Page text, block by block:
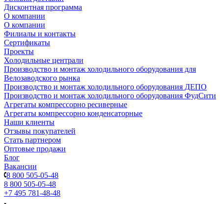
Дисконтная программа
О компании
О компании
Филиалы и контакты
Сертификаты
Проекты
Холодильные централи
Производство и монтаж холодильного оборудования для
Велозаводского рынка
Производство и монтаж холодильного оборудования ДЕПО
Производство и монтаж холодильного оборудования ФудСити
Агрегаты компрессорно ресиверные
Агрегаты компрессорно конденсаторные
Наши клиенты
Отзывы покупателей
Стать партнером
Оптовые продажи
Блог
Вакансии
8 800 505-05-48
8 800 505-05-48
+7 495 781-48-48